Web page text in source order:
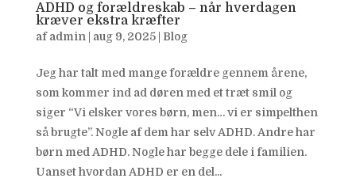
ADHD og forældreskab – når hverdagen
kræver ekstra kræfter
afadmin aug 9, 2025| Blog
Jeg har talt med mange forældre gennem årene,
som kommer ind ad døren med et træt smil og
siger “Vi elsker vores børn, men… vi er simpelthen
så brugte”. Nogle af dem har selv ADHD. Andre har
børn med ADHD. Nogle har begge dele i familien.
Uanset hvordan ADHD er en del...